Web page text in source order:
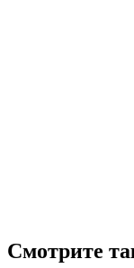
Смотрите